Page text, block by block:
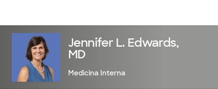
Jennifer L. Edwards,
MD
Medicina Interna